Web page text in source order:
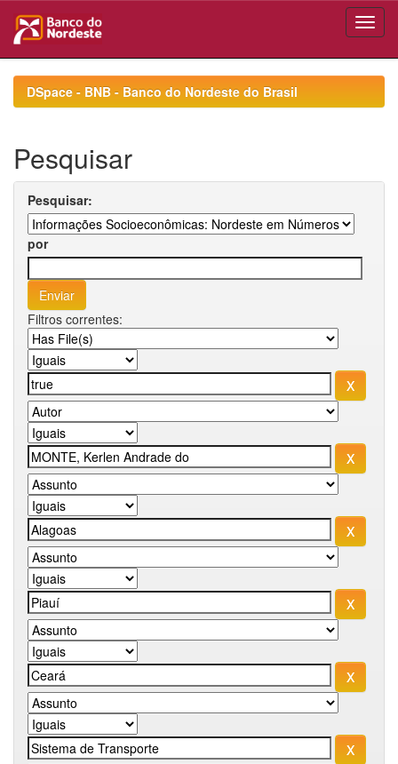
navigationDSpace - BNB - Banco do Nordeste do Brasil
Pesquisar
Pesquisar:
por
Filtros correntes: